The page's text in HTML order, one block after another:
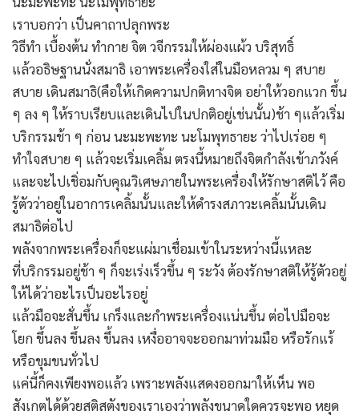
เราบอกว่า เป็นคาถาปลุกพระ
วิธีทำ เบื้องต้น ทำกาย จิต วจีกรรมให้ผ่องแผ้ว บริสุทธิ์
แล้วอธิษฐานนั่งสมาธิ เอาพระเครื่องใส่ในมือหลวม ๆ สบาย
สบาย เดินสมาธิ(คือให้เกิดความปกติทางจิต อย่าให้วอกแวก ขึ้น
ๆ ลง ๆ ให้ราบเรียบและเดินไปในปกติอยู่เช่นนั้น)ช้า ๆแล้วเริ่ม
บริกรรมช้า ๆ ก่อน นะมะพะทะ นะโมพุทธายะ ว่าไปเร่อย ๆ
ทำใจสบาย ๆ แล้วจะเริ่มเคลิ้ม ตรงนี้หมายถึงจิตกำลังเข้าภวังค์
และจะไปเชิ่อมกับคุณวิเศษภายในพระเครื่องให้รักษาสติไว้ คือ
รู้ตัวว่าอยู่ในอาการเคลิ้มนั้นและให้ดำรงสภาวะเคลิ้มนั้นเดิน
สมาธิต่อไป
พลังจากพระเครื่องก็จะแผ่มาเชื่อมเข้าในระหว่างนี้แหละ
ที่บริกรรมอยู่ช้า ๆ ก็จะเร่งเร็วขึ้น ๆ ระวัง ต้องรักษาสติให้รู้ตัวอยู่
ให้ได้ว่าอะไรเป็นอะไรอยู่
แล้วมือจะสั่นขึ้น เกร็งและกำพระเครื่องแน่นขึ้น ต่อไปมือจะ
โยก ขึ้นลง ขึ้นลง ขึ้นลง เหงื่ออาจจะออกมาท่วมมือ หรือรักแร้
หรือขุมขนทั่วไป
แค่นี้ก็คงเพียงพอแล้ว เพราะพลังแสดงออกมาให้เห็น พอ
สังเกตได้ด้วยสติสตังของเราเองว่าพลังขนาดใดควรจะพอ หยุด